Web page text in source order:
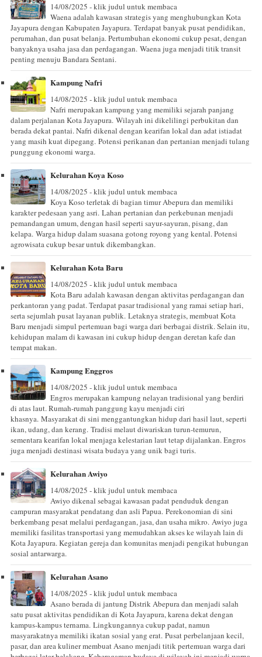
14/08/2025 - klik judul untuk membaca
Waena adalah kawasan strategis yang menghubungkan Kota
Jayapura dengan Kabupaten Jayapura. Terdapat banyak pusat pendidikan,
perumahan, dan pusat belanja. Pertumbuhan ekonomi cukup pesat, dengan
banyaknya usaha jasa dan perdagangan. Waena juga menjadi titik transit
penting menuju Bandara Sentani.
Kampung Nafri
14/08/2025 - klik judul untuk membaca
Nafri merupakan kampung yang memiliki sejarah panjang
dalam perjalanan Kota Jayapura. Wilayah ini dikelilingi perbukitan dan
berada dekat pantai. Nafri dikenal dengan kearifan lokal dan adat istiadat
yang masih kuat dipegang. Potensi perikanan dan pertanian menjadi tulang
punggung ekonomi warga.
Kelurahan Koya Koso
14/08/2025 - klik judul untuk membaca
Koya Koso terletak di bagian timur Abepura dan memiliki
karakter pedesaan yang asri. Lahan pertanian dan perkebunan menjadi
pemandangan umum, dengan hasil seperti sayur-sayuran, pisang, dan
kelapa. Warga hidup dalam suasana gotong royong yang kental. Potensi
agrowisata cukup besar untuk dikembangkan.
Kelurahan Kota Baru
14/08/2025 - klik judul untuk membaca
Kota Baru adalah kawasan dengan aktivitas perdagangan dan
perkantoran yang padat. Terdapat pasar tradisional yang ramai setiap hari,
serta sejumlah pusat layanan publik. Letaknya strategis, membuat Kota
Baru menjadi simpul pertemuan bagi warga dari berbagai distrik. Selain itu,
kehidupan malam di kawasan ini cukup hidup dengan deretan kafe dan
tempat makan.
Kampung Enggros
14/08/2025 - klik judul untuk membaca
Engros merupakan kampung nelayan tradisional yang berdiri
di atas laut. Rumah-rumah panggung kayu menjadi ciri
khasnya. Masyarakat di sini menggantungkan hidup dari hasil laut, seperti
ikan, udang, dan kerang. Tradisi melaut diwariskan turun-temurun,
sementara kearifan lokal menjaga kelestarian laut tetap dijalankan. Engros
juga menjadi destinasi wisata budaya yang unik bagi turis.
Kelurahan Awiyo
14/08/2025 - klik judul untuk membaca
Awiyo dikenal sebagai kawasan padat penduduk dengan
campuran masyarakat pendatang dan asli Papua. Perekonomian di sini
berkembang pesat melalui perdagangan, jasa, dan usaha mikro. Awiyo juga
memiliki fasilitas transportasi yang memudahkan akses ke wilayah lain di
Kota Jayapura. Kegiatan gereja dan komunitas menjadi pengikat hubungan
sosial antarwarga.
Kelurahan Asano
14/08/2025 - klik judul untuk membaca
Asano berada di jantung Distrik Abepura dan menjadi salah
satu pusat aktivitas pendidikan di Kota Jayapura, karena dekat dengan
kampus-kampus ternama. Lingkungannya cukup padat, namun
masyarakatnya memiliki ikatan sosial yang erat. Pusat perbelanjaan kecil,
pasar, dan area kuliner membuat Asano menjadi titik pertemuan warga dari